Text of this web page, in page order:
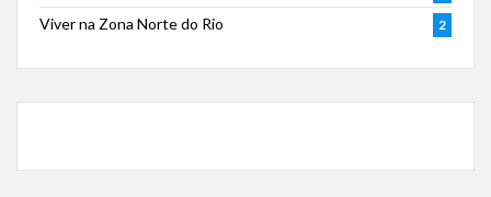
Viver na Zona Norte do Rio 2